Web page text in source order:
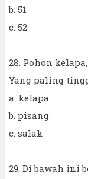
b. 51
c. 52
28. Pohon
Yang paling
a. kelapa
b. pisang
c. salak
29. Di bawah ini